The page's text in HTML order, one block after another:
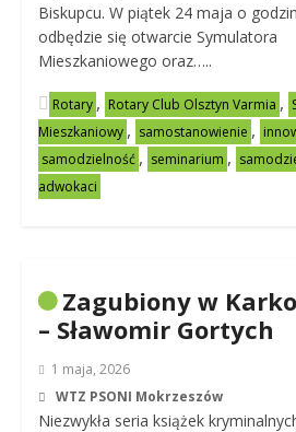
Biskupcu. W piątek 24 maja o
odbędzie się otwarcie Symulatora
Mieszkaniowego oraz…..
Rotary , Rotary Club Olsztyn Varmia ,
Mieszkaniowy , samostanowienie ,
samodzielność , seminarium ,
adwokaci
Zagubiony w
– Sławomir Gortych
1 maja, 2026
WTZ PSONI Mokrzeszów
Niezwykła seria książek